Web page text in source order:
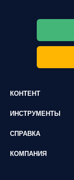
КОНТЕНТ
ИНСТРУМЕНТЫ
СПРАВКА
КОМПАНИЯ